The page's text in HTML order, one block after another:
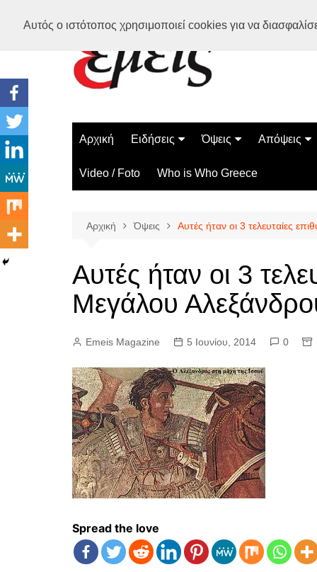
Αυτός ο ιστότοπος χρησιμοποιεί cookies για να
Αρχική Ειδήσεις
Ελλάδα
Διεθνή
Όψεις
Διάστημα
Επιστήμη
Απόψεις
Video / Foto Who is Who Greece
Αρχική Όψεις Αυτές ήταν οι 3 τελευταίες
Αυτές ήταν οι 3
Μεγάλου
Emeis Magazine 5 Ιουνίου, 2014 0
Spread the love